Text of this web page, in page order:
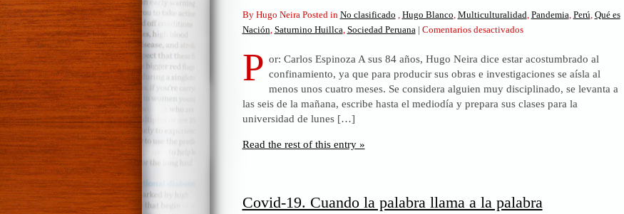
By Hugo Neira Posted in No clasificado , Hugo Blanco, Multiculturalidad, Pandemia, Perú, Qué es
Nación, Saturnino Huillca, Sociedad Peruana | Comentarios desactivadosen
«Hugo
Neira:
‘¡Todos
nos
P or: Carlos Espinoza A sus 84 años, Hugo Neira dice estar acostumbrado al
confinamiento, ya que para producir sus obras e investigaciones se aísla al
menos unos cuatro meses. Se considera alguien muy disciplinado, se levanta a
las seis de la mañana, escribe hasta el mediodía y prepara sus clases para la
universidad de lunes […]
Read the rest of this entry »
Covid-19. Cuando la palabra llama a la palabra